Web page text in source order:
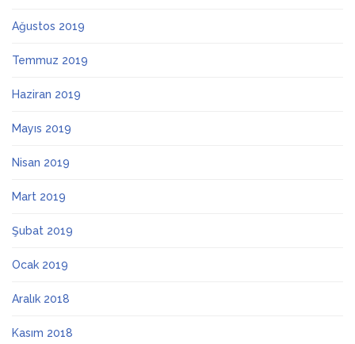
Ağustos 2019
Temmuz 2019
Haziran 2019
Mayıs 2019
Nisan 2019
Mart 2019
Şubat 2019
Ocak 2019
Aralık 2018
Kasım 2018